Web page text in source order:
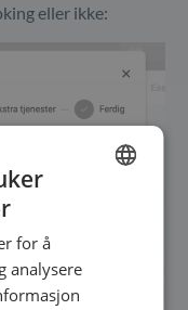
eller ikke:
SWEDISH
for å
analysere